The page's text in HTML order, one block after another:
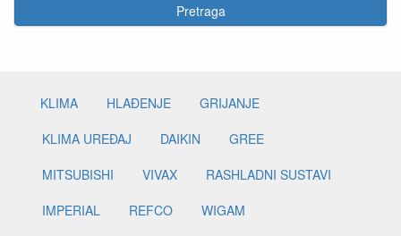
Pretraga
KLIMA HLAĐENJE
GRIJANJE
KLIMA UREĐAJ
DAIKIN
GREE
MITSUBISHI
VIVAX
RASHLADNI SUSTAVI
IMPERIAL
REFCO
WIGAM